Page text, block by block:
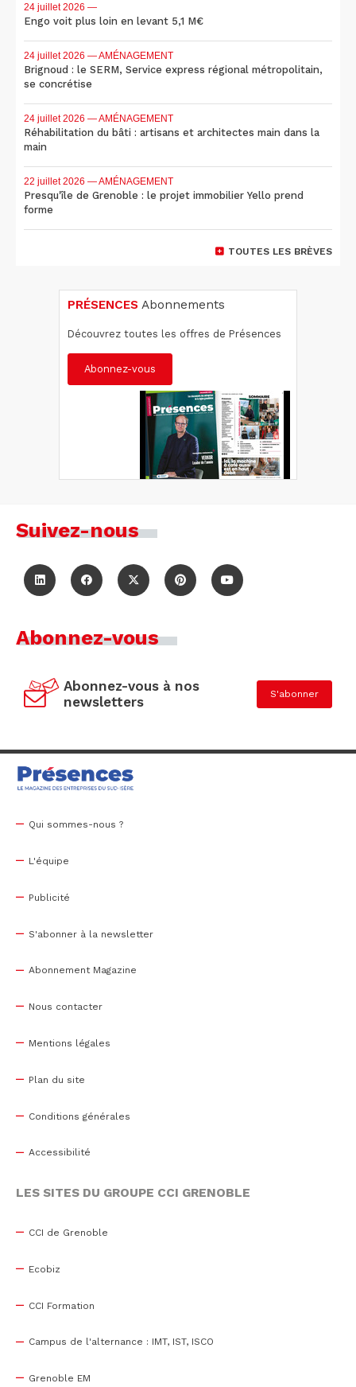
24 juillet 2026 —
Engo voit plus loin en levant 5,1 M€
24 juillet 2026 — AMÉNAGEMENT
Brignoud : le SERM, Service express régional métropolitain,
se concrétise
24 juillet 2026 — AMÉNAGEMENT
Réhabilitation du bâti : artisans et architectes main dans la
main
22 juillet 2026 — AMÉNAGEMENT
Presqu'île de Grenoble : le projet immobilier Yello prend
forme
TOUTES LES BRÈVES
PRÉSENCES Abonnements
Découvrez toutes les offres de Présences
Abonnez-vous
Suivez-nous
Abonnez-vous
Abonnez-vous à nos
newsletters
S'abonner
Qui sommes-nous ?
L'équipe
Publicité
S'abonner à la newsletter
Abonnement Magazine
Nous contacter
Mentions légales
Plan du site
Conditions générales
Accessibilité
LES SITES DU GROUPE CCI GRENOBLE
CCI de Grenoble
Ecobiz
CCI Formation
Campus de l'alternance : IMT, IST, ISCO
Grenoble EM